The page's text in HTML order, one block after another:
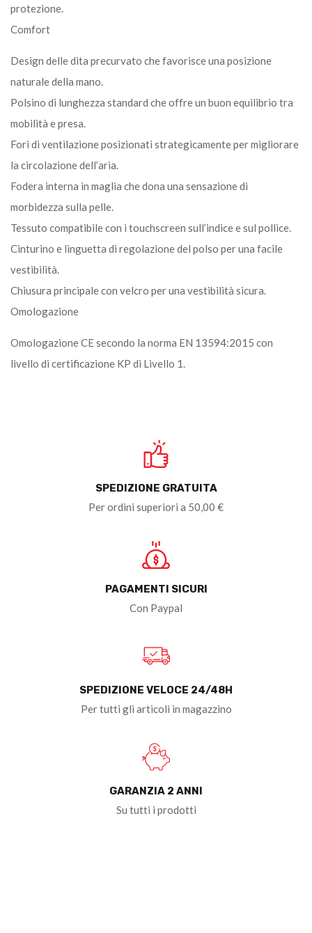
protezione.
Comfort
Design delle dita precurvato che favorisce una posizione
naturale della mano.
Polsino di lunghezza standard che offre un buon equilibrio tra
mobilità e presa.
Fori di ventilazione posizionati strategicamente per migliorare
la circolazione dell’aria.
Fodera interna in maglia che dona una sensazione di
morbidezza sulla pelle.
Tessuto compatibile con i touchscreen sull’indice e sul pollice.
Cinturino e linguetta di regolazione del polso per una facile
vestibilità.
Chiusura principale con velcro per una vestibilità sicura.
Omologazione
Omologazione CE secondo la norma EN 13594:2015 con
livello di certificazione KP di Livello 1.
SPEDIZIONE GRATUITA
Per ordini superiori a 50,00 €
PAGAMENTI SICURI
Con Paypal
SPEDIZIONE VELOCE 24/48H
Per tutti gli articoli in magazzino
GARANZIA 2 ANNI
Su tutti i prodotti